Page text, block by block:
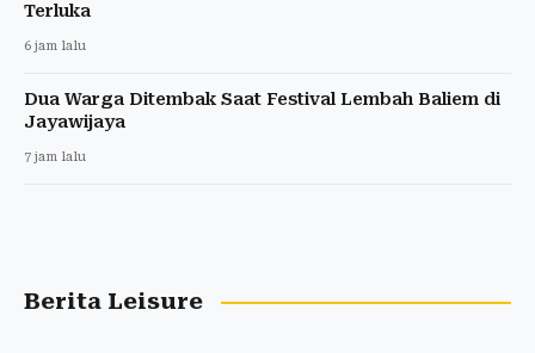
Terluka
6 jam lalu
Dua Warga Ditembak Saat Festival Lembah Baliem di
Jayawijaya
7 jam lalu
Berita Leisure